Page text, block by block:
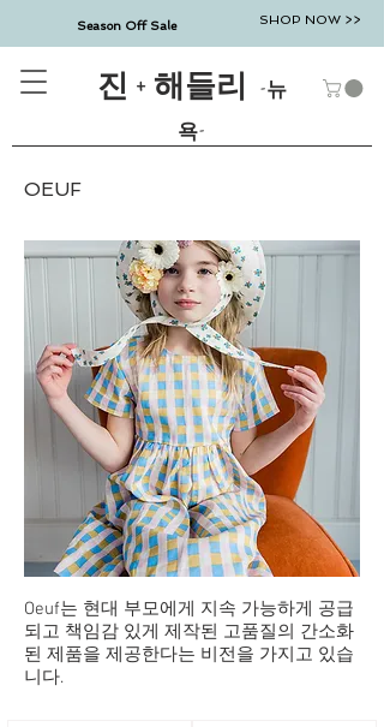
진 + 해들리
-뉴
욕-
Season Off Sale SHOP NOW >>
OEUF
Oeuf는 현대 부모에게 지속 가능하게 공급
되고 책임감 있게 제작된 고품질의 간소화
된 제품을 제공한다는 비전을 가지고 있습
니다.